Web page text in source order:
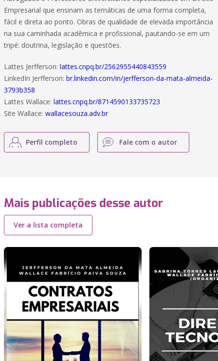
Empresarial que ensinam as temáticas de uma forma completa,
fácil e direta ao ponto. Obras de qualidade de elevada importância
na sua caminhada acadêmica e profissional, pautando-se em um
tripé: doutrina, legislação e questões.
Lattes Jerfferson: lattes.cnpq.br/2562955440843559
LinkedIn Jerfferson: br.linkedin.com/in/jerfferson-da-mata-almeida-
3793b358
Lattes Wallace: lattes.cnpq.br/8714590133735723
Site Wallace: wallacesouza.adv.br
Perfil completo Fale com o autor
Mais publicações desse autor
Ver a lista completa